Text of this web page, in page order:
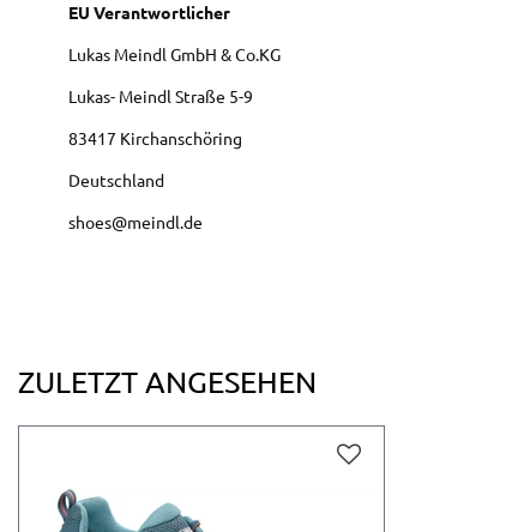
EU Verantwortlicher
Lukas Meindl GmbH & Co.KG
Lukas- Meindl Straße 5-9
83417 Kirchanschöring
Deutschland
shoes@meindl.de
ZULETZT ANGESEHEN